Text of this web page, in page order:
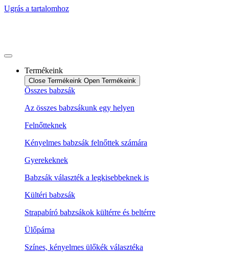
Ugrás a tartalomhoz
Termékeink
Close Termékeink Open Termékeink
Összes babzsák
Az összes babzsákunk egy helyen
Felnőtteknek
Kényelmes babzsák felnőttek számára
Gyerekeknek
Babzsák választék a legkisebbeknek is
Kültéri babzsák
Strapabíró babzsákok kültérre és beltérre
Ülőpárna
Színes, kényelmes ülőkék választéka